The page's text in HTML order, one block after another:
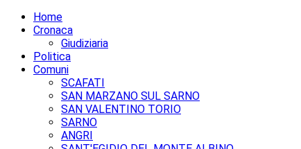
Home
Cronaca
Giudiziaria
Politica
Comuni
SCAFATI
SAN MARZANO SUL SARNO
SAN VALENTINO TORIO
SARNO
ANGRI